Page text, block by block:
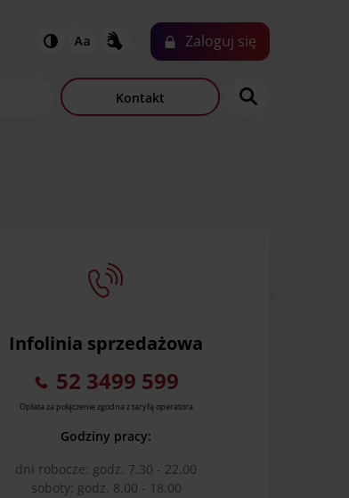
Zaloguj się
Kontakt
Infolinia sprzedażowa
52 3499 599
Opłata za połączenie zgodna z taryfą operatora
Godziny pracy:
dni robocze: godz. 7.30 - 22.00
soboty: godz. 8.00 - 18.00